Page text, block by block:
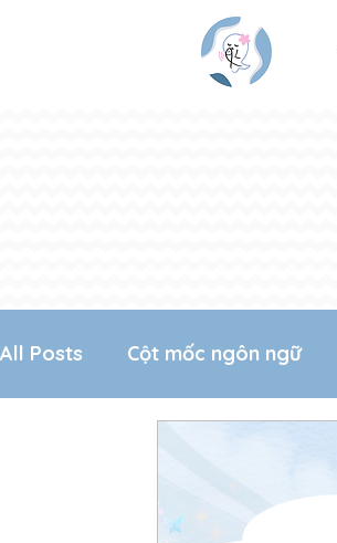
All Posts Cột mốc ngôn ngữ